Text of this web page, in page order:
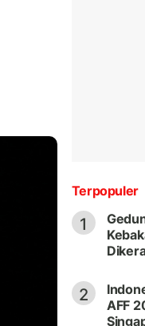
Terpopuler
1
2
AFF